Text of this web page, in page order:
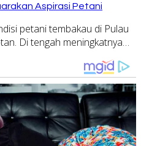
Aspirasi Petani
petani tembakau di Pulau
Di tengah meningkatnya…